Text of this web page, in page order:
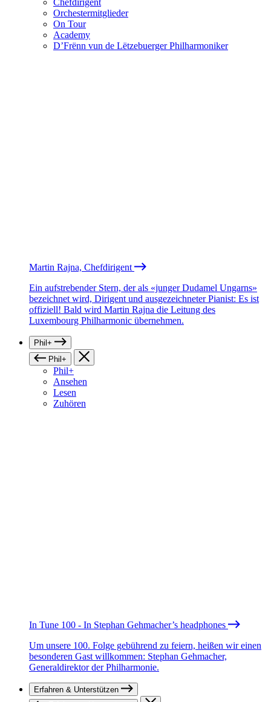
Orchestermitglieder
On Tour
Academy
D’Frënn vun de Lëtzebuerger Philharmoniker
Martin Rajna, Chefdirigent
Ein aufstrebender Stern, der als «junger Dudamel Ungarns»
bezeichnet wird, Dirigent und ausgezeichneter Pianist: Es ist
offiziell! Bald wird Martin Rajna die Leitung des
Luxembourg Philharmonic übernehmen.
Phil+
Phil+
Phil+
Ansehen
Lesen
Zuhören
In Tune 100 - In Stephan Gehmacher’s headphones
Um unsere 100. Folge gebührend zu feiern, heißen wir einen
besonderen Gast willkommen: Stephan Gehmacher,
Generaldirektor der Philharmonie.
Erfahren & Unterstützen